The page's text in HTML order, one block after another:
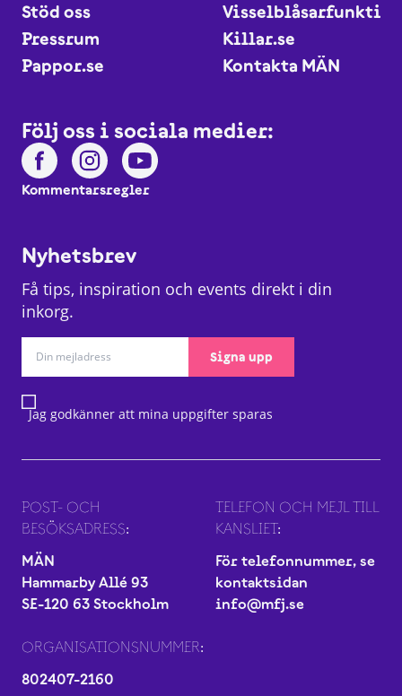
Stöd oss
Visselblåsarfunktion
Pressrum
Killar.se
Pappor.se
Kontakta MÄN
Följ oss i sociala medier:
Kommentarsregler
Nyhetsbrev
Få tips, inspiration och events direkt i din
inkorg.
Signa upp
Jag godkänner att mina uppgifter sparas
POST- OCH
BESÖKSADRESS:
MÄN
Hammarby Allé 93
SE-120 63 Stockholm
TELEFON OCH MEJL TILL
KANSLIET:
För telefonnummer, se
kontaktsidan
info@mfj.se
ORGANISATIONSNUMMER:
802407-2160